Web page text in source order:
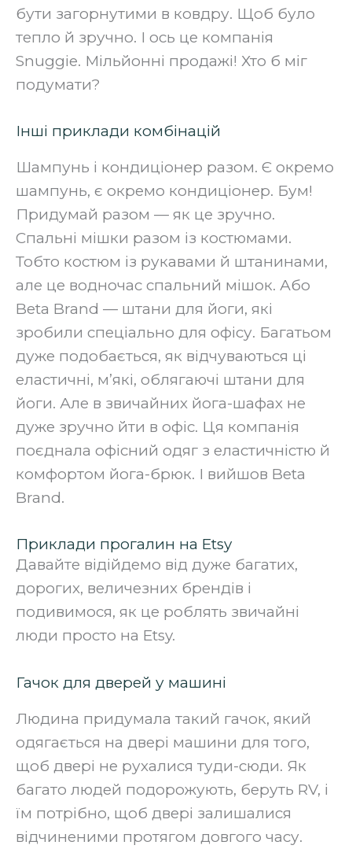
бути загорнутими в ковдру. Щоб було
тепло й зручно. І ось це компанія
Snuggie. Мільйонні продажі! Хто б міг
подумати?‍
Інші приклади комбінацій
Шампунь і кондиціонер разом. Є окремо
шампунь, є окремо кондиціонер. Бум!
Придумай разом — як це зручно.
Спальні мішки разом із костюмами.
Тобто костюм із рукавами й штанинами,
але це водночас спальний мішок. Або
Beta Brand — штани для йоги, які
зробили спеціально для офісу. Багатьом
дуже подобається, як відчуваються ці
еластичні, м’які, облягаючі штани для
йоги. Але в звичайних йога-шафах не
дуже зручно йти в офіс. Ця компанія
поєднала офісний одяг з еластичністю й
комфортом йога-брюк. І вийшов Beta
Brand.
Приклади прогалин на Etsy
Давайте відійдемо від дуже багатих,
дорогих, величезних брендів і
подивимося, як це роблять звичайні
люди просто на Etsy.‍
Гачок для дверей у машині
Людина придумала такий гачок, який
одягається на двері машини для того,
щоб двері не рухалися туди-сюди. Як
багато людей подорожують, беруть RV, і
їм потрібно, щоб двері залишалися
відчиненими протягом довгого часу.